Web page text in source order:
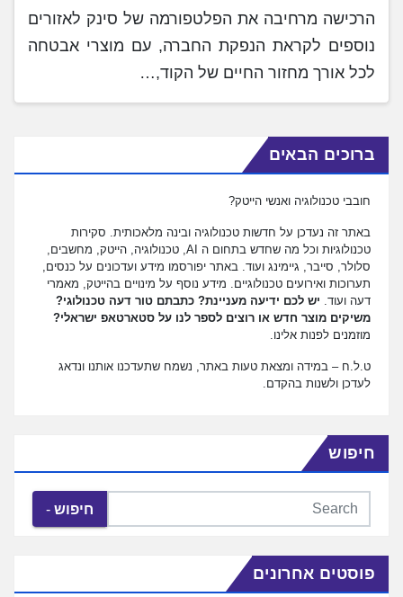
הרכישה מרחיבה את הפלטפורמה של סינק לאזורים
נוספים לקראת הנפקת החברה, עם מוצרי אבטחה
לכל אורך מחזור החיים של הקוד,…
ברוכים הבאים
חובבי טכנולוגיה ואנשי הייטק?
באתר זה נעדכן על חדשות טכנולוגיה ובינה מלאכותית. סקירות
טכנולוגיות וכל מה שחדש בתחום ה AI, טכנולוגיה, הייטק, מחשבים,
סלולר, סייבר, גיימינג ועוד. באתר יפורסמו מידע ועדכונים על כנסים,
תערוכות ואירועים טכנולוגיים. מידע נוסף על מינויים בהייטק, מאמרי
דעה ועוד. יש לכם ידיעה מעניינת? כתבתם טור דעה טכנולוגי?
משיקים מוצר חדש או רוצים לספר לנו על סטארטאפ ישראלי?
מוזמנים לפנות אלינו.
ט.ל.ח – במידה ומצאת טעות באתר, נשמח שתעדכנו אותנו ונדאג
לעדכן ולשנות בהקדם.
חיפוש
חיפוש
פוסטים אחרונים